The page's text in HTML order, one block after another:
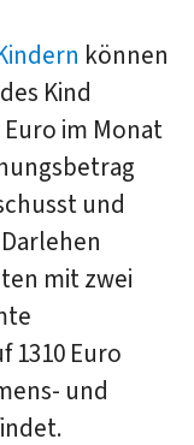
können
Kind
im Monat
und
mit zwei
1310 Euro
und